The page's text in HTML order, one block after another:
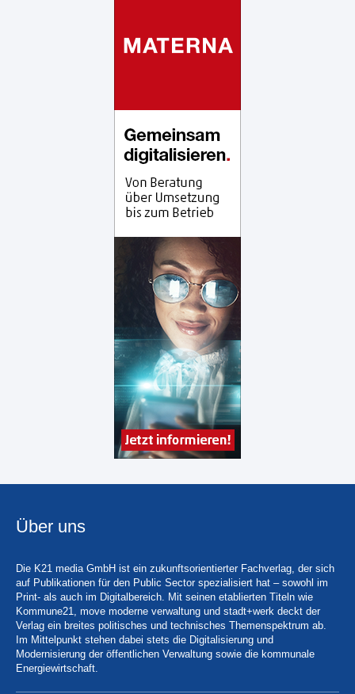
Über uns
Die K21 media GmbH ist ein zukunftsorientierter Fachverlag, der sich
auf Publikationen für den Public Sector spezialisiert hat – sowohl im
Print- als auch im Digitalbereich. Mit seinen etablierten Titeln wie
Kommune21, move moderne verwaltung und stadt+werk deckt der
Verlag ein breites politisches und technisches Themenspektrum ab.
Im Mittelpunkt stehen dabei stets die Digitalisierung und
Modernisierung der öffentlichen Verwaltung sowie die kommunale
Energiewirtschaft.